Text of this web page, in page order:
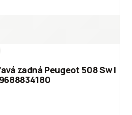
zadná Peugeot 508 Sw I